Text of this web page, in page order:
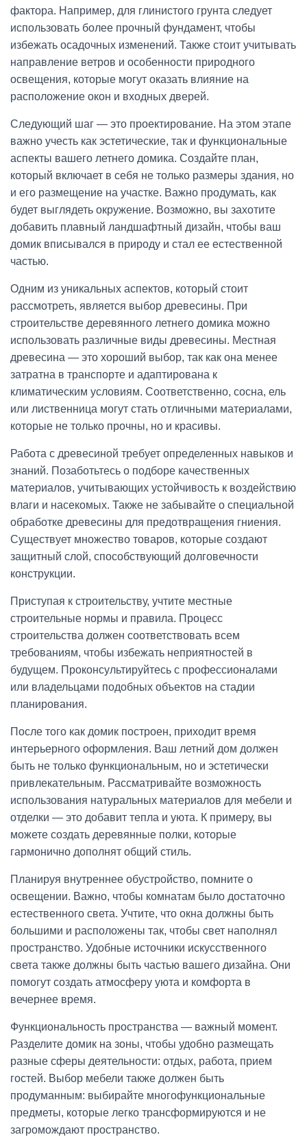
фактора. Например, для глинистого грунта следует
использовать более прочный фундамент, чтобы
избежать осадочных изменений. Также стоит учитывать
направление ветров и особенности природного
освещения, которые могут оказать влияние на
расположение окон и входных дверей.
Следующий шаг — это проектирование. На этом этапе
важно учесть как эстетические, так и функциональные
аспекты вашего летнего домика. Создайте план,
который включает в себя не только размеры здания, но
и его размещение на участке. Важно продумать, как
будет выглядеть окружение. Возможно, вы захотите
добавить плавный ландшафтный дизайн, чтобы ваш
домик вписывался в природу и стал ее естественной
частью.
Одним из уникальных аспектов, который стоит
рассмотреть, является выбор древесины. При
строительстве деревянного летнего домика можно
использовать различные виды древесины. Местная
древесина — это хороший выбор, так как она менее
затратна в транспорте и адаптирована к
климатическим условиям. Соответственно, сосна, ель
или лиственница могут стать отличными материалами,
которые не только прочны, но и красивы.
Работа с древесиной требует определенных навыков и
знаний. Позаботьтесь о подборе качественных
материалов, учитывающих устойчивость к воздействию
влаги и насекомых. Также не забывайте о специальной
обработке древесины для предотвращения гниения.
Существует множество товаров, которые создают
защитный слой, способствующий долговечности
конструкции.
Приступая к строительству, учтите местные
строительные нормы и правила. Процесс
строительства должен соответствовать всем
требованиям, чтобы избежать неприятностей в
будущем. Проконсультируйтесь с профессионалами
или владельцами подобных объектов на стадии
планирования.
После того как домик построен, приходит время
интерьерного оформления. Ваш летний дом должен
быть не только функциональным, но и эстетически
привлекательным. Рассматривайте возможность
использования натуральных материалов для мебели и
отделки — это добавит тепла и уюта. К примеру, вы
можете создать деревянные полки, которые
гармонично дополнят общий стиль.
Планируя внутреннее обустройство, помните о
освещении. Важно, чтобы комнатам было достаточно
естественного света. Учтите, что окна должны быть
большими и расположены так, чтобы свет наполнял
пространство. Удобные источники искусственного
света также должны быть частью вашего дизайна. Они
помогут создать атмосферу уюта и комфорта в
вечернее время.
Функциональность пространства — важный момент.
Разделите домик на зоны, чтобы удобно размещать
разные сферы деятельности: отдых, работа, прием
гостей. Выбор мебели также должен быть
продуманным: выбирайте многофункциональные
предметы, которые легко трансформируются и не
загромождают пространство.